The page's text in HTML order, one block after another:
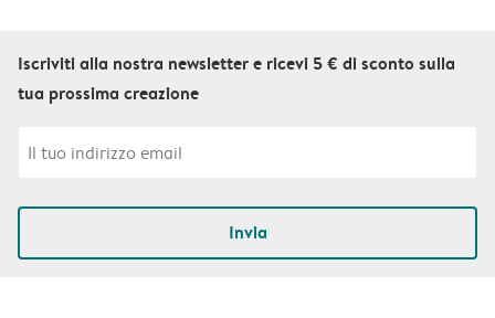
Iscriviti alla nostra newsletter e ricevi 5 € di sconto sulla
tua prossima creazione
Invia